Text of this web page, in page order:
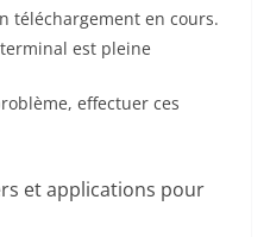
téléchargement en cours.
est pleine
effectuer ces
et applications pour